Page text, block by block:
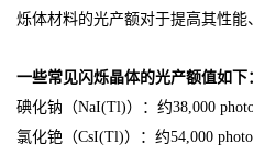
烁体材料的光产额对于提高其性能
一些常见闪烁晶体的光产额值如下
碘化钠（NaI(Tl)）：约38,000
氯化铯（CsI(Tl)）：约54,000